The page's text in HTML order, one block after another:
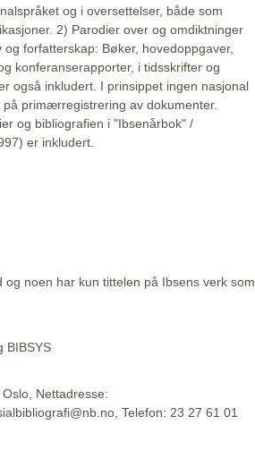
og i oversettelser, både som
2) Parodier over og omdiktninger
forfatterskap: Bøker, hovedoppgaver,
konferanserapporter, i tidsskrifter og
også inkludert. I prinsippet ingen nasjonal
primærregistrering av dokumenter.
og bibliografien i "Ibsenårbok" /
er inkludert.
noen har kun tittelen på Ibsens verk som
BIBSYS
Nettadresse:
Telefon: 23 27 61 01